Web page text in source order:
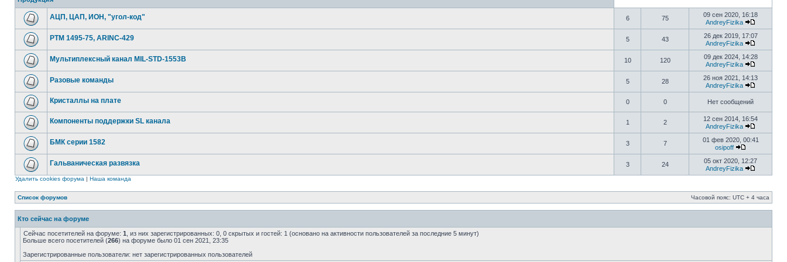
АЦП, ЦАП, ИОН, "угол-код" 6 75
09 сен 2020, 16:18
AndreyFizika
РТМ 1495-75, ARINC-429 5 43
26 дек 2019, 17:07
AndreyFizika
Мультиплексный канал MIL-STD-1553B 10 120
09 дек 2024, 14:28
AndreyFizika
Разовые команды 5 28
26 ноя 2021, 14:13
AndreyFizika
Кристаллы на плате 0 0 Нет сообщений
Компоненты поддержки SL канала 1 2
12 сен 2014, 16:54
AndreyFizika
БМК серии 1582 3 7
01 фев 2020, 00:41
osipoff
Гальваническая развязка 3 24
05 окт 2020, 12:27
AndreyFizika
Удалить cookies форума | Наша команда
Список форумов Часовой пояс: UTC + 4 часа
Кто сейчас на форуме
Сейчас посетителей на форуме: 1 , из них зарегистрированных: 0, 0 скрытых и гостей: 1 (основано на активности пользователей за последние 5 минут)
Больше всего посетителей (266) на форуме было 01 сен 2021, 23:35
Зарегистрированные пользователи: нет зарегистрированных пользователей